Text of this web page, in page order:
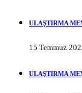
ULAŞTIRMA
15 Temmuz
ULAŞTIRMA